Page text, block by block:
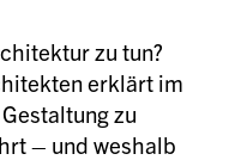
zu tun?
erklärt im
zu
– und weshalb